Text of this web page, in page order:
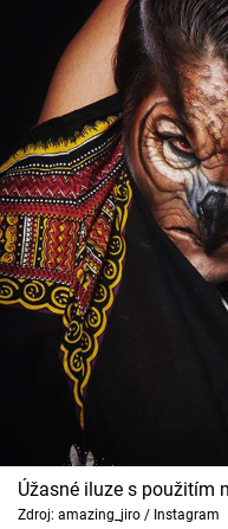
Úžasné iluze s použitím
Zdroj: amazing_jiro / Instagram